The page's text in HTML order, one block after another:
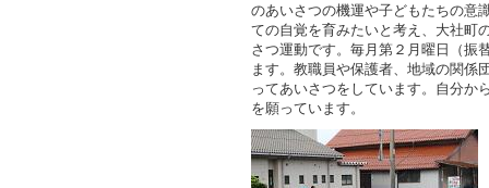
のあいさつの機運や子どもたちの意
ての自覚を育みたいと考え、大社町
さつ運動です。毎月第２月曜日（振
ます。教職員や保護者、地域の関係
ってあいさつをしています。自分か
を願っています。